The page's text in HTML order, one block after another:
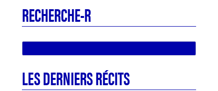
RECHERCHE-R
LES DERNIERS RÉCITS